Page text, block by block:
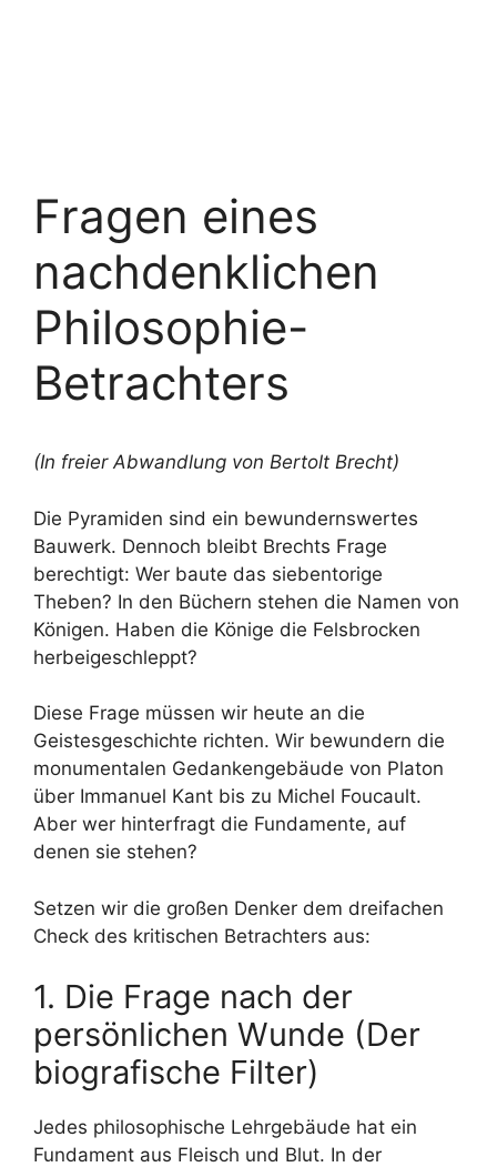
Fragen eines
nachdenklichen
Philosophie-
Betrachters
(In freier Abwandlung von Bertolt Brecht)
Die Pyramiden sind ein bewundernswertes
Bauwerk. Dennoch bleibt Brechts Frage
berechtigt: Wer baute das siebentorige
Theben? In den Büchern stehen die Namen von
Königen. Haben die Könige die Felsbrocken
herbeigeschleppt?
Diese Frage müssen wir heute an die
Geistesgeschichte richten. Wir bewundern die
monumentalen Gedankengebäude von Platon
über Immanuel Kant bis zu Michel Foucault.
Aber wer hinterfragt die Fundamente, auf
denen sie stehen?
Setzen wir die großen Denker dem dreifachen
Check des kritischen Betrachters aus:
1. Die Frage nach der
persönlichen Wunde (Der
biografische Filter)
Jedes philosophische Lehrgebäude hat ein
Fundament aus Fleisch und Blut. In der